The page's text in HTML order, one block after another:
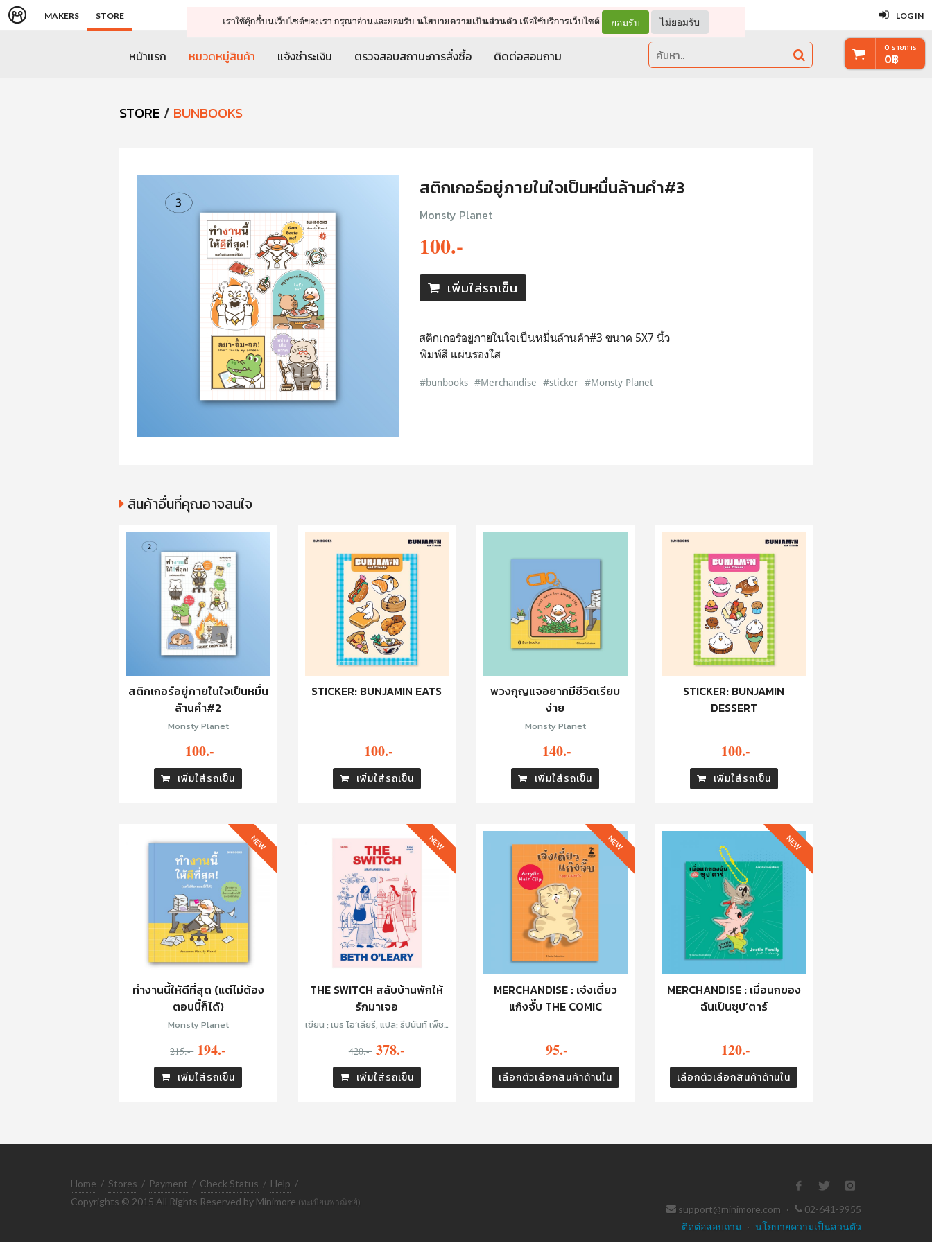
ปิด
จัดการรถเข็น ดำเนินการต่อ
MAKERS STORE LOG IN
เราใช้คุ๊กกี้บนเว็บไซต์ของเรา กรุณาอ่านและยอมรับนโยบายความเป็นส่วนตัว เพื่อใช้บริการเว็บไซต์ ยอมรับ ไม่ยอมรับ
หน้าแรก หมวดหมู่สินค้า แจ้งชำระเงิน ตรวจสอบสถานะการสั่งซื้อ ติดต่อสอบถาม
0 รายการ
0฿
STORE / BUNBOOKS
สติกเกอร์อยู่ภายในใจเป็นหมื่นล้านคำ#3
Monsty Planet
100.-
เพิ่มใส่รถเข็น
สติกเกอร์อยู่ภายในใจเป็นหมื่นล้านคำ#3 ขนาด 5X7 นิ้ว
พิมพ์สี แผ่นรองใส
#bunbooks #Merchandise #sticker #Monsty Planet
สินค้าอื่นที่คุณอาจสนใจ
สติกเกอร์อยู่ภายในใจเป็นหมื่น
ล้านคำ#2
Monsty Planet
100.-
เพิ่มใส่รถเข็น
STICKER: BUNJAMIN EATS
100.-
เพิ่มใส่รถเข็น
พวงกุญแจอยากมีชีวิตเรียบ
ง่าย
Monsty Planet
140.-
เพิ่มใส่รถเข็น
STICKER: BUNJAMIN
DESSERT
100.-
เพิ่มใส่รถเข็น
ทำงานนี้ให้ดีที่สุด (แต่ไม่ต้อง
ตอนนี้ก็ได้)
Monsty Planet
215.- 194.-
เพิ่มใส่รถเข็น
NEW
THE SWITCH สลับบ้านพักให้
รักมาเจอ
เขียน : เบธ โอ’เลียรี, แปล: ธีปนันท์ เพ็ชร์
420.- 378.-
เพิ่มใส่รถเข็น
NEW
MERCHANDISE : เจ๋งเตี๋ยว
แก๊งจั๊บ THE COMIC
95.-
เลือกตัวเลือกสินค้าด้านใน
NEW
MERCHANDISE : เมื่อนกของ
ฉันเป็นซุป’ตาร์
120.-
เลือกตัวเลือกสินค้าด้านใน
NEW
Home / Stores / Payment / Check Status / Help /
Copyrights © 2015 All Rights Reserved by Minimore (ทะเบียนพาณิชย์)
support@minimore.com ·
02-641-9955
ติดต่อสอบถาม · นโยบายความเป็นส่วนตัว